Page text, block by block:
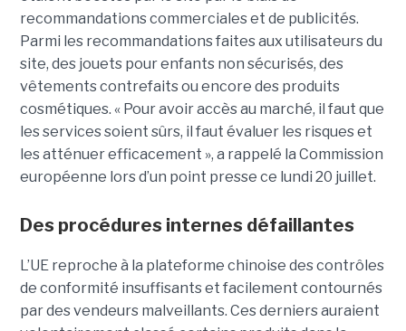
recommandations commerciales et de publicités.
Parmi les recommandations faites aux utilisateurs du
site, des jouets pour enfants non sécurisés, des
vêtements contrefaits ou encore des produits
cosmétiques. « Pour avoir accès au marché, il faut que
les services soient sûrs, il faut évaluer les risques et
les atténuer efficacement », a rappelé la Commission
européenne lors d’un point presse ce lundi 20 juillet.
Des procédures internes défaillantes
L’UE reproche à la plateforme chinoise des contrôles
de conformité insuffisants et facilement contournés
par des vendeurs malveillants. Ces derniers auraient